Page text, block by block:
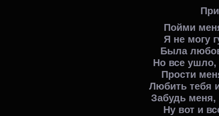
Пойми
Я не могу
Была
Но все ушло,
Прости
Любить тебя
Забудь
Ну вот и